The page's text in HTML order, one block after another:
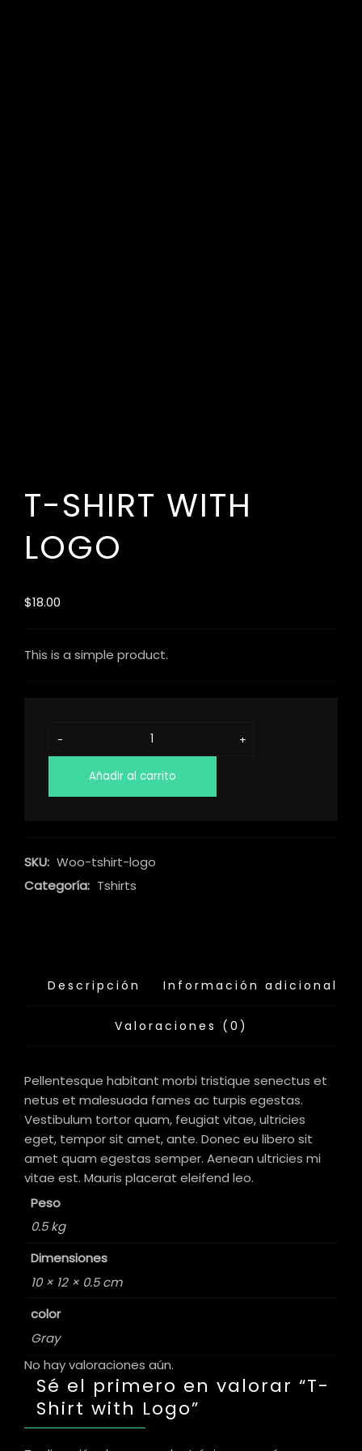
T-SHIRT WITH
LOGO
$18.00
This is a simple product.
+
-
Añadir al carrito
SKU: Woo-tshirt-logo
Categoría: Tshirts
Descripción Información adicional
Valoraciones (0)
Pellentesque habitant morbi tristique senectus et
netus et malesuada fames ac turpis egestas.
Vestibulum tortor quam, feugiat vitae, ultricies
eget, tempor sit amet, ante. Donec eu libero sit
amet quam egestas semper. Aenean ultricies mi
vitae est. Mauris placerat eleifend leo.
Peso
0.5 kg
Dimensiones
10 × 12 × 0.5 cm
color
Gray
No hay valoraciones aún.
Sé el primero en valorar “T-
Shirt with Logo”